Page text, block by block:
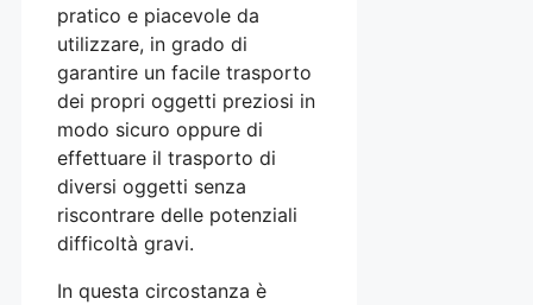
pratico e piacevole da
utilizzare, in grado di
garantire un facile trasporto
dei propri oggetti preziosi in
modo sicuro oppure di
effettuare il trasporto di
diversi oggetti senza
riscontrare delle potenziali
difficoltà gravi.
In questa circostanza è